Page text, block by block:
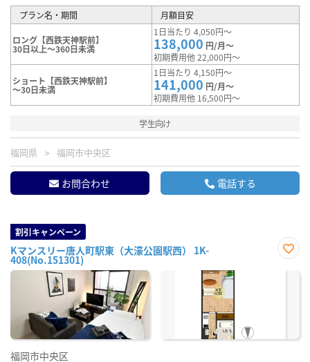
プラン名・期間 月額目安
ロング【西鉄天神駅前】
30日以上～360日未満
1日当たり 4,050円～
138,000 円/月～
初期費用他 22,000円～
ショート【西鉄天神駅前】
～30日未満
1日当たり 4,150円～
141,000 円/月～
初期費用他 16,500円～
学生向け
福岡県 福岡市中央区
お問合わせ 電話する
割引キャンペーン
Kマンスリー唐人町駅東（大濠公園駅西） 1K-
408(No.151301)
に入
福岡市中央区